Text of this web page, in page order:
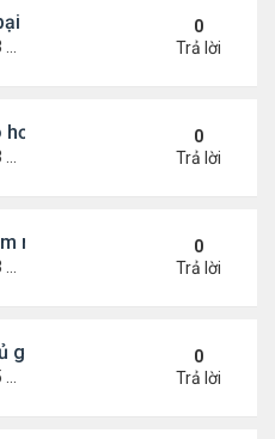
rắn mamba đen
0
Trả lời
vào mùa đông?
0
Trả lời
ngoài dự liệu của Fed
0
Trả lời
giấc
0
Trả lời